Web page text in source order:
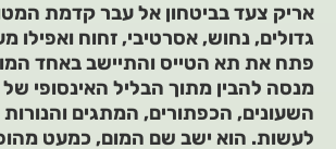
אריק צעד בביטחון אל עבר קדמת
גדולים, נחוש, אסרטיבי, זחוח ואפילו
פתח את תא הטייס והתיישב באחד
מנסה להבין מתוך הבליל האינסופי
השעונים, הכפתורים, המתגים והנורות
לעשות. הוא ישב שם המום, כמעט